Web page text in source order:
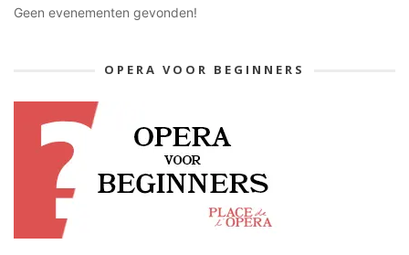
Geen evenementen gevonden!
OPERA VOOR BEGINNERS